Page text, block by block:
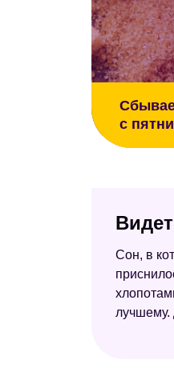
с
Сон, в
лучшему.